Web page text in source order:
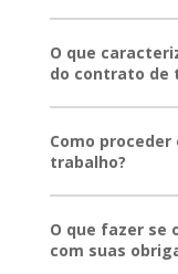
O que
do contrato de
Como
trabalho?
O que fazer se
com suas